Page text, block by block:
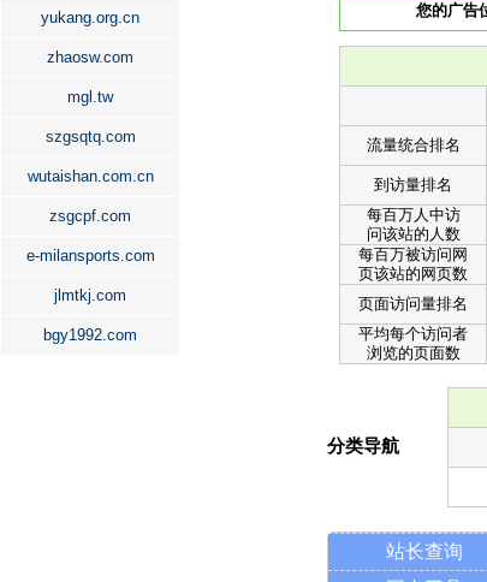
yukang.org.cn
zhaosw.com
mgl.tw
szgsqtq.com
wutaishan.com.cn
zsgcpf.com
e-milansports.com
jlmtkj.com
bgy1992.com
您的广告
流量统合排名
到访量排名
每百万人中访
问该站的人数
每百万被访问网
页该站的网页数
页面访问量排名
平均每个访问者
浏览的页面数
分类导航
站长查询